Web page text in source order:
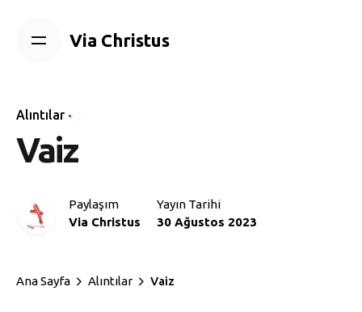
content
Via Christus
Alıntılar
Vaiz
Paylaşım
Via Christus
Yayın Tarihi
30 Ağustos 2023
Ana Sayfa Alıntılar Vaiz